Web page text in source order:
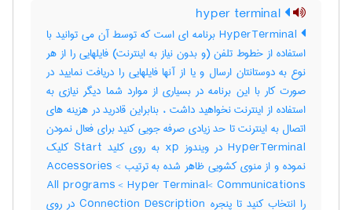
HyperTerminal برنامه ای است که توسط آن می توانید با
استفاده از خطوط تلفن (و بدون نیاز به اینترنت) فایلهایی را از هر
نوع به دوستانتان ارسال و یا از آنها فایلهایی را دریافت نمایید در
صورت کار با این برنامه در بسیاری از موارد شما دیگر نیازی به
استفاده از اینترنت نخواهید داشت ، بنابراین قادرید در هزینه های
اتصال به اینترنت تا حد زیادی صرفه جویی کنید برای فعال نمودن
HyperTerminal در ویندوز xp به روی کلید Start کلیک
نموده و از منوی کشویی ظاهر شده به ترتیب Accessories <
All programs < Hyper Terminal< Communications
را انتخاب کنید تا پنجره Connection Description در روی